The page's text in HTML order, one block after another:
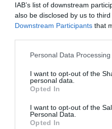
IAB’s list of downstream
also be disclosed by us to
Downstream Participants that
Please note that this website/
not limited to your visit or
grant or deny consent to
use your data for below
consent section.
Personal Data
I want to opt-out of the
personal data.
Opted In
I want to opt-out of the
Personal Data.
Opted In